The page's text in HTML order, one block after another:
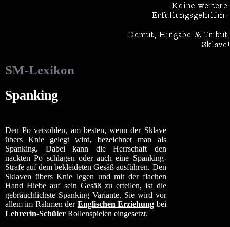
SM-Lexikon
Spanking
Den Po versohlen, am besten, wenn der Sklave
übers Knie gelegt wird, bezeichnet man als
Spanking. Dabei kann die Herrschaft den
nackten Po schlagen oder auch eine Spanking-
Strafe auf dem bekleideten Gesäß ausführen. Den
Sklaven übers Knie legen und mit der flachen
Hand Hiebe auf sein Gesäß zu erteilen, ist die
gebräuchlichste Spanking Variante. Sie wird vor
allem im Rahmen der Englischen Erziehung bei
Lehrerin-Schüler Rollenspielen eingesetzt.